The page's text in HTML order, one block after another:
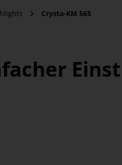
Crysta-KM 565